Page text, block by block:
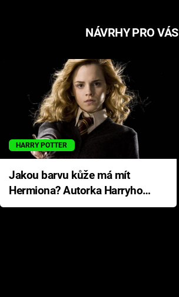
NÁVRHY PRO VÁS
HARRY POTTER
Jakou barvu kůže má mít
Hermiona? Autorka Harryho
Pottera přišla s ráznou